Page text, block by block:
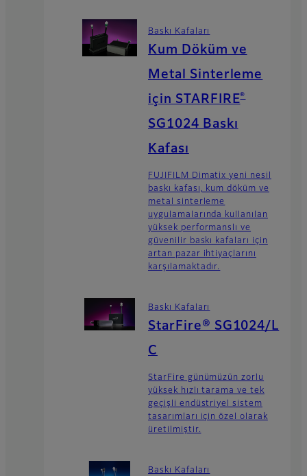
Baskı Kafaları
Kum Döküm ve
Metal Sinterleme
için STARFIRE®
SG1024 Baskı
Kafası
FUJIFILM Dimatix yeni nesil
baskı kafası, kum döküm ve
metal sinterleme
uygulamalarında kullanılan
yüksek performanslı ve
güvenilir baskı kafaları için
artan pazar ihtiyaçlarını
karşılamaktadır.
Baskı Kafaları
StarFire® SG1024/L
C
StarFire günümüzün zorlu
yüksek hızlı tarama ve tek
geçişli endüstriyel sistem
tasarımları için özel olarak
üretilmiştir.
Baskı Kafaları